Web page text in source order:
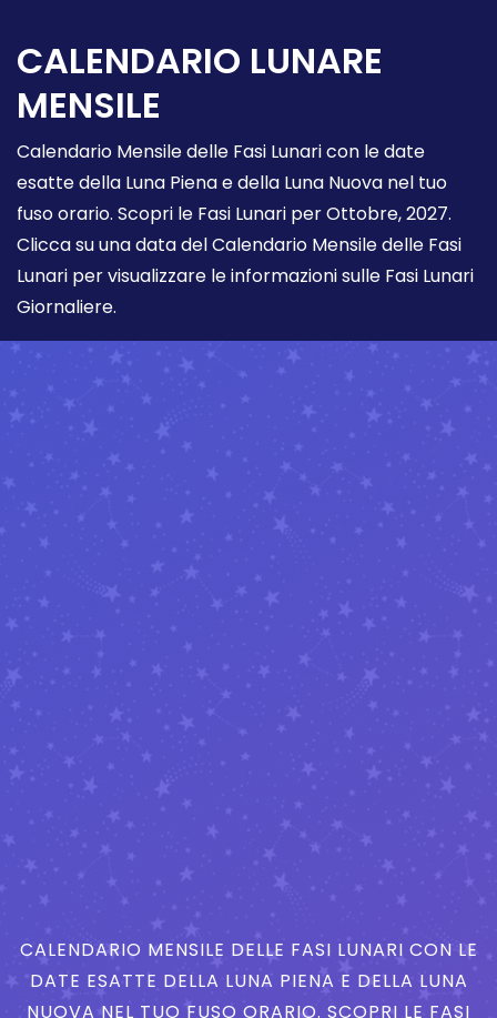
CALENDARIO LUNARE
MENSILE
Calendario Mensile delle Fasi Lunari con le date
esatte della Luna Piena e della Luna Nuova nel tuo
fuso orario. Scopri le Fasi Lunari per Ottobre, 2027.
Clicca su una data del Calendario Mensile delle Fasi
Lunari per visualizzare le informazioni sulle Fasi Lunari
Giornaliere.
CALENDARIO MENSILE DELLE FASI LUNARI CON LE
DATE ESATTE DELLA LUNA PIENA E DELLA LUNA
NUOVA NEL TUO FUSO ORARIO. SCOPRI LE FASI